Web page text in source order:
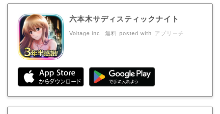
六本木サディスティックナイト
Voltage inc. 無料 posted with アプリーチ